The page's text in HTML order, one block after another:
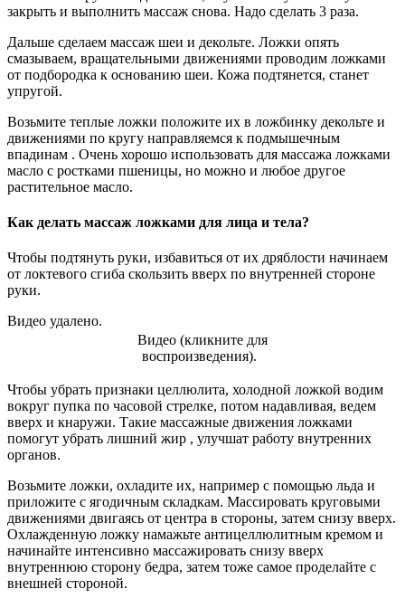
закрыть и выполнить массаж снова. Надо сделать 3 раза.
Дальше сделаем массаж шеи и декольте. Ложки опять
смазываем, вращательными движениями проводим ложками
от подбородка к основанию шеи. Кожа подтянется, станет
упругой.
Возьмите теплые ложки положите их в ложбинку декольте и
движениями по кругу направляемся к подмышечным
впадинам . Очень хорошо использовать для массажа ложками
масло с ростками пшеницы, но можно и любое другое
растительное масло.
Как делать массаж ложками для лица и тела?
Чтобы подтянуть руки, избавиться от их дряблости начинаем
от локтевого сгиба скользить вверх по внутренней стороне
руки.
Видео удалено.
Видео (кликните для
воспроизведения).
Чтобы убрать признаки целлюлита, холодной ложкой водим
вокруг пупка по часовой стрелке, потом надавливая, ведем
вверх и кнаружи. Такие массажные движения ложками
помогут убрать лишний жир , улучшат работу внутренних
органов.
Возьмите ложки, охладите их, например с помощью льда и
приложите с ягодичным складкам. Массировать круговыми
движениями двигаясь от центра в стороны, затем снизу вверх.
Охлажденную ложку намажьте антицеллюлитным кремом и
начинайте интенсивно массажировать снизу вверх
внутреннюю сторону бедра, затем тоже самое проделайте с
внешней стороной.